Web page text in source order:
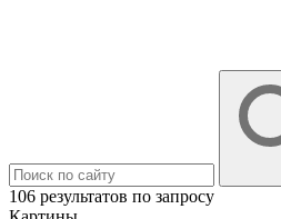
106 результатов по запросу